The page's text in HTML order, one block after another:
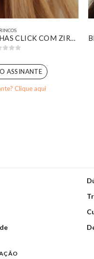
TRIO DE ARGOLINHAS CLICK COM ZIRCÔNIAS AMARELAS BANHADO EM OURO BRANCO
ASSINANTE
Clique aqui